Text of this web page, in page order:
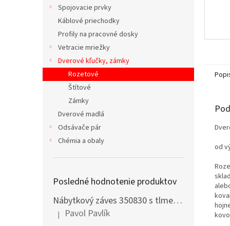
Spojovacie prvky
Káblové priechodky
Profily na pracovné dosky
Vetracie mriežky
Dverové kľučky, zámky
Rozetové
Štítové
Zámky
Dverové madlá
Odsávače pár
Chémia a obaly
Posledné hodnotenie produktov
Nábytkový záves 350830 s tlmením naložený + podložka H0 na vrut
Hodnotenie produktu je 5 z 5 hviezdičiek.
| Pavol Pavlík
od